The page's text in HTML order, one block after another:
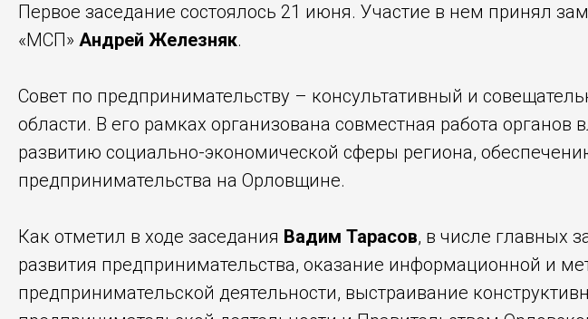
Первое заседание состоялось 21 июня. Участие в нем принял
«МСП» Андрей Железняк.
Совет по предпринимательству – консультативный и
области. В его рамках организована совместная работа органов
развитию социально-экономической сферы региона,
предпринимательства на Орловщине.
Как отметил в ходе заседания Вадим Тарасов, в числе главных
развития предпринимательства, оказание информационной и
предпринимательской деятельности, выстраивание